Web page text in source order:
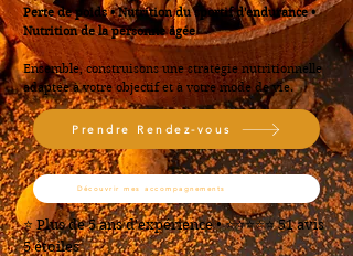
Perte de poids • Nutrition du sportif d'endurance •
Nutrition de la personne âgée
Ensemble, construisons une stratégie nutritionnelle
adaptée à votre objectif et à votre mode de vie.
Prendre Rendez-vous
Découvrir mes accompagnements
⭐ Plus de 5 ans d'expérience • ⭐⭐⭐⭐⭐ 51 avis
5 étoiles